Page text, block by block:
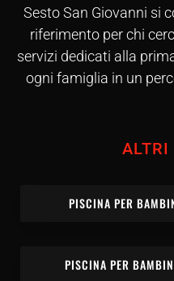
Sesto San Giovanni si
riferimento per chi
servizi dedicati alla
ogni famiglia in un
ALTRI
PISCINA PER
PISCINA PER